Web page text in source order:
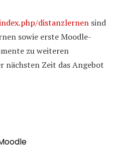
distanzlernen sind
sowie erste Moodle-
zu weiteren
nächsten Zeit das Angebot